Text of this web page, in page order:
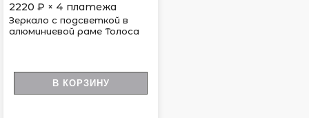
2220 ₽ × 4 платежа
Зеркало с подсветкой в
алюминиевой раме Толоса
В КОРЗИНУ